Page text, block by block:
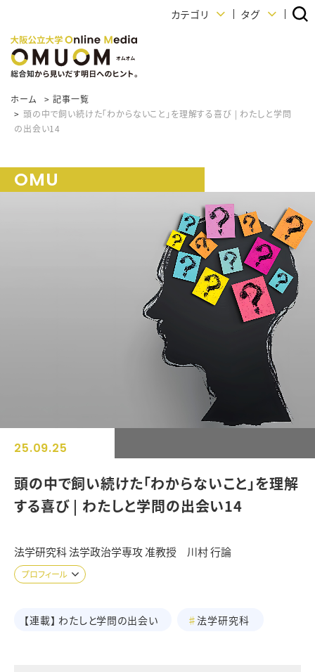
カテゴリ タグ
ホーム
記事一覧
頭の中で飼い続けた「わからないこと」を理解する喜び | わたしと学問
の出会い14
OMU
25.09.25
頭の中で飼い続けた「わからないこと」を理解
する喜び | わたしと学問の出会い14
法学研究科 法学政治学専攻 准教授 川村 行論
プロフィール
わたしと学問の出会い 法学研究科